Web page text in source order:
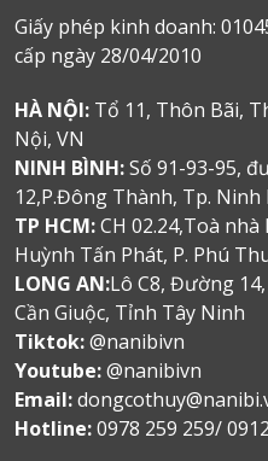
Giấy phép kinh doanh:
cấp ngày 28/04/2010
HÀ NỘI: Tổ 11, Thôn Bãi,
Nội, VN
NINH BÌNH:Số 91-93-95,
12,P.Đông Thành, Tp.
TP HCM:CH 02.24,Toà nhà
Huỳnh Tấn Phát, P. Phú
LONG AN:Lô C8, Đường
Cần Giuộc, Tỉnh Tây Ninh
Tiktok:@nanibivn
Youtube:@nanibivn
Email:
Hotline:0978 259 259/